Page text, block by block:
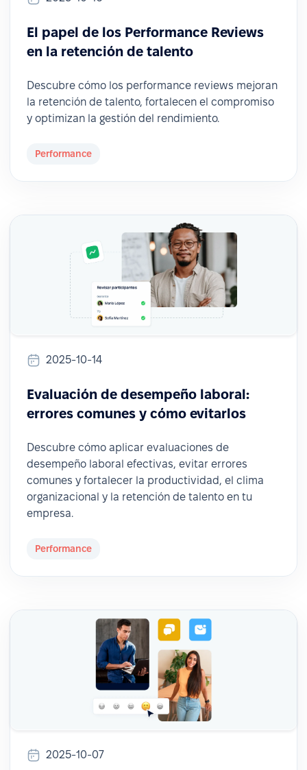
El papel de los Performance Reviews
en la retención de talento
Descubre cómo los performance reviews mejoran
la retención de talento, fortalecen el compromiso
y optimizan la gestión del rendimiento.
Performance
2025-10-14
Evaluación de desempeño laboral:
errores comunes y cómo evitarlos
Descubre cómo aplicar evaluaciones de
desempeño laboral efectivas, evitar errores
comunes y fortalecer la productividad, el clima
organizacional y la retención de talento en tu
empresa.
Performance
2025-10-07